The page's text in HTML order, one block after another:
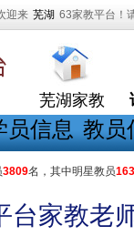
迎来 芜湖 63家教平台！
芜湖家教
员信息 教员
3809名，其中明星教员163
台家教老